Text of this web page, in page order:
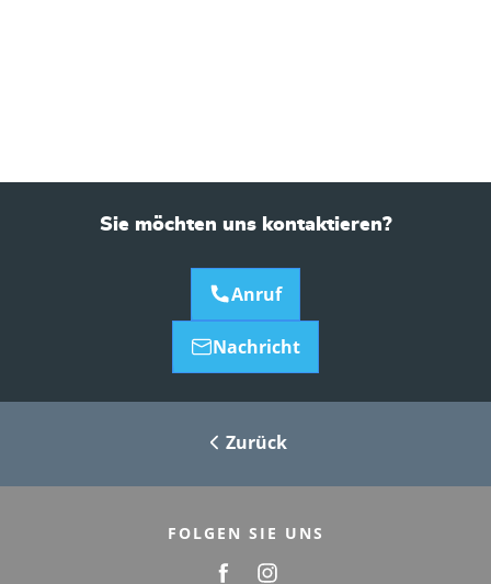
Sie möchten uns kontaktieren?
Anruf
Nachricht
Zurück
FOLGEN SIE UNS